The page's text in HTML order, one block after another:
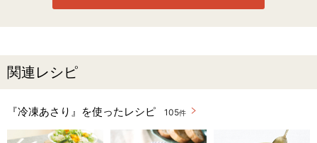
関連レシピ
『冷凍あさり』を使ったレシピ 105件